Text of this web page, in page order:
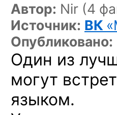
Автор: Nir (4
Источник: ВК
Опубликовано:
Один из
могут
языком.